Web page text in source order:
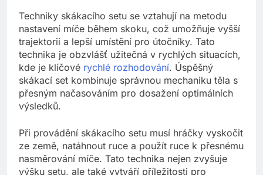
Techniky skákacího setu se vztahují na metodu
nastavení míče během skoku, což umožňuje vyšší
trajektorii a lepší umístění pro útočníky. Tato
technika je obzvlášť užitečná v rychlých situacích,
kde je klíčové rychlé rozhodování. Úspěšný
skákací set kombinuje správnou mechaniku těla s
přesným načasováním pro dosažení optimálních
výsledků.
Při provádění skákacího setu musí hráčky vyskočit
ze země, natáhnout ruce a použít ruce k přesnému
nasměrování míče. Tato technika nejen zvyšuje
výšku setu, ale také vytváří příležitosti pro